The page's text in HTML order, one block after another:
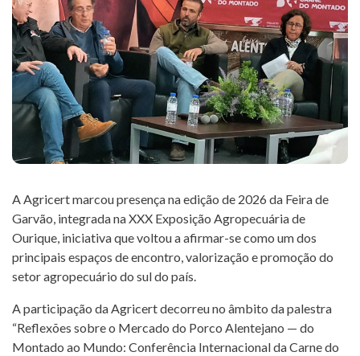
AGRICERT
KONTROL VE
SERTIFIKASYON
DENETLEME
ÖĞRENIM
PROJELER
BAĞLANTILARINI
E-ÖĞRENME
PLATFORMU
T. +351 268 625 026 | F.
+351 268 626 546 | E.
agricert@agricert.pt
A Agricert marcou presença na edição de 2026 da Feira de
Garvão, integrada na XXX Exposição Agropecuária de
Ourique, iniciativa que voltou a afirmar-se como um dos
principais espaços de encontro, valorização e promoção do
setor agropecuário do sul do país.
A participação da Agricert decorreu no âmbito da palestra
“Reflexões sobre o Mercado do Porco Alentejano — do
Montado ao Mundo: Conferência Internacional da Carne do